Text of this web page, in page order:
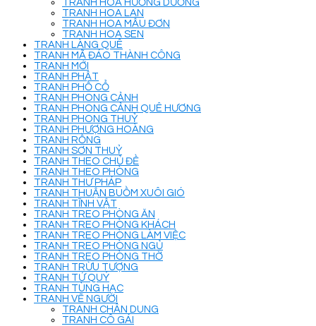
TRANH HOA HƯỚNG DƯƠNG
TRANH HOA LAN
TRANH HOA MẪU ĐƠN
TRANH HOA SEN
TRANH LÀNG QUÊ
TRANH MÃ ĐÁO THÀNH CÔNG
TRANH MỚI
TRANH PHẬT
TRANH PHỐ CỔ
TRANH PHONG CẢNH
TRANH PHONG CẢNH QUÊ HƯƠNG
TRANH PHONG THUỶ
TRANH PHƯỢNG HOÀNG
TRANH RỒNG
TRANH SƠN THUỶ
TRANH THEO CHỦ ĐỀ
TRANH THEO PHÒNG
TRANH THƯ PHÁP
TRANH THUẬN BUỒM XUÔI GIÓ
TRANH TĨNH VẬT
TRANH TREO PHÒNG ĂN
TRANH TREO PHÒNG KHÁCH
TRANH TREO PHÒNG LÀM VIỆC
TRANH TREO PHÒNG NGỦ
TRANH TREO PHÒNG THỜ
TRANH TRỪU TƯỢNG
TRANH TỨ QUÝ
TRANH TÙNG HẠC
TRANH VẼ NGƯỜI
TRANH CHÂN DUNG
TRANH CÔ GÁI